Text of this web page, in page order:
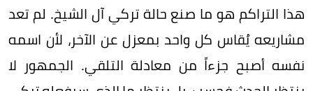
هذا التراكم هو ما صنع حالة تركي آل الشيخ. لم تعد
مشاريعه يُقاس كل واحد بمعزل عن الآخر، لأن اسمه
نفسه أصبح جزءاً من معادلة التلقي. الجمهور لا